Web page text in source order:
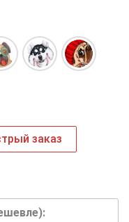
заказ